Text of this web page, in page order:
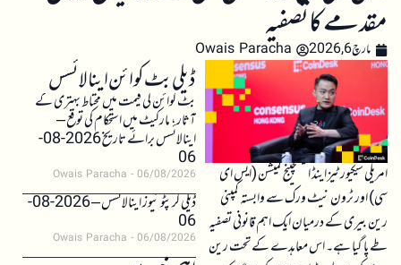
مقدمے کا تصفیہ
مارچ 6, 2026 Owais Paracha
امریکی سیکیورٹیز اینڈ ایکسچینج کمیشن (ایس ای
سی) اور ٹرون نیٹ ورک سے وابستہ کمپنی
رین بیری کے درمیان ایک اہم قانونی تصفیہ
طے پا گیا ہے۔ اس معاہدے کے تحت رین
ڈیلی بٹ کوائن اینالائسس
بٹ کوائن کی قیمت میں محتاط بہتری کے
آثار، مارکیٹ میں استحکام کی توقع –
اینالائسس برائے تاریخ 2026-08-
06
Owais Paracha 06/08/2026
ڈیلی کرپٹو نیوز اینالائسس – 2026-08-
06
Owais Paracha 06/08/2026